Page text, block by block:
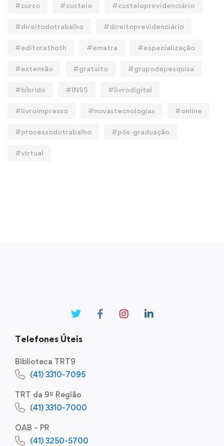
#curso #custeio #custeioprevidenciário
#direitodotrabalho #direitoprevidenciário
#editorathoth #ematra #especialização
#extensão #gratuito #grupodepesquisa
#híbrido #INSS #livrodigital
#livroimpresso #novastecnologias #online
#processodotrabalho #pós-graduação
#virtual
Telefones Úteis
Biblioteca TRT9
(41) 3310-7095
TRT da 9ª Região
(41) 3310-7000
OAB – PR
(41) 3250-5700